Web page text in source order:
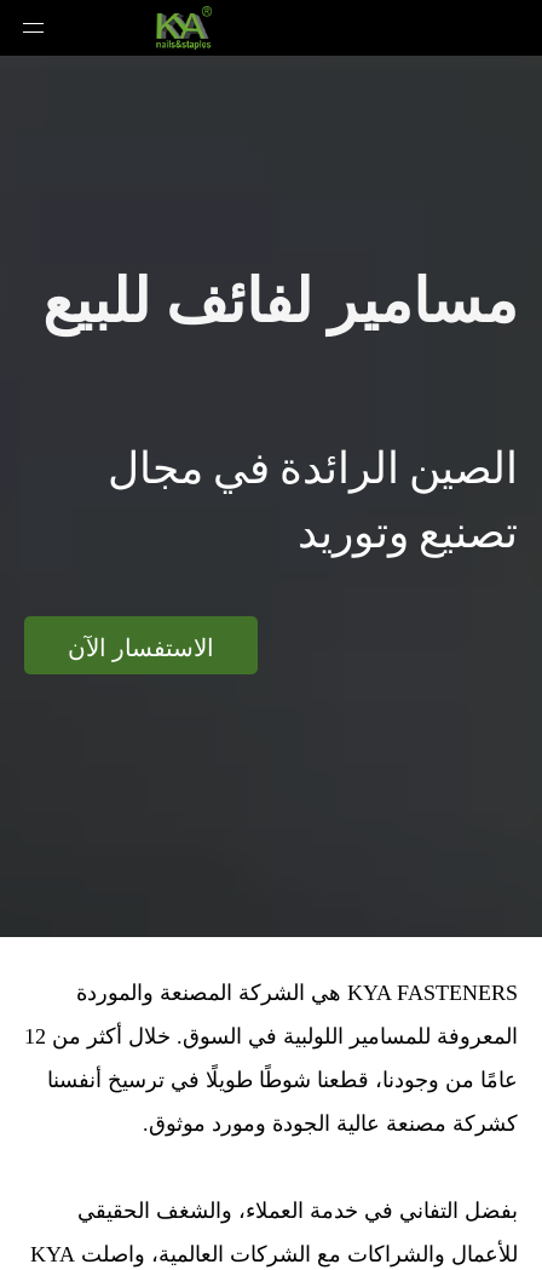
مسامير لفائف للبيع
الصين الرائدة في مجال
تصنيع وتوريد
الاستفسار الآن
KYA FASTENERS هي الشركة المصنعة والموردة
المعروفة للمسامير اللولبية في السوق. خلال أكثر من 12
عامًا من وجودنا، قطعنا شوطًا طويلًا في ترسيخ أنفسنا
كشركة مصنعة عالية الجودة ومورد موثوق.
بفضل التفاني في خدمة العملاء، والشغف الحقيقي
للأعمال والشراكات مع الشركات العالمية، واصلت KYA